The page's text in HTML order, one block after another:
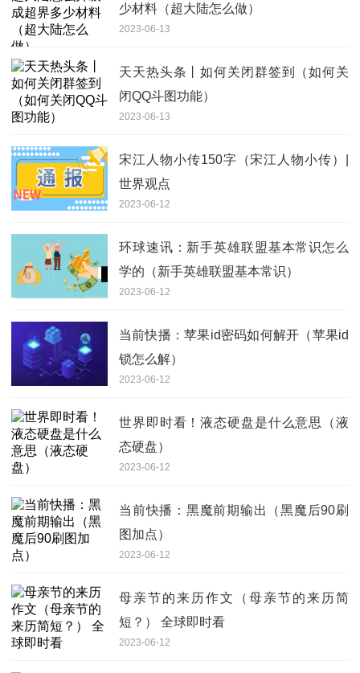
少材料（超大陆怎么做）
2023-06-13
天天热头条丨如何关闭群签到（如何关
闭QQ斗图功能）
2023-06-13
宋江人物小传150字（宋江人物小传）|
世界观点
2023-06-12
环球速讯：新手英雄联盟基本常识怎么
学的（新手英雄联盟基本常识）
2023-06-12
当前快播：苹果id密码如何解开（苹果id
锁怎么解）
2023-06-12
世界即时看！液态硬盘是什么意思（液
态硬盘）
2023-06-12
当前快播：黑魔前期输出（黑魔后90刷
图加点）
2023-06-12
母亲节的来历作文（母亲节的来历简
短？） 全球即时看
2023-06-12